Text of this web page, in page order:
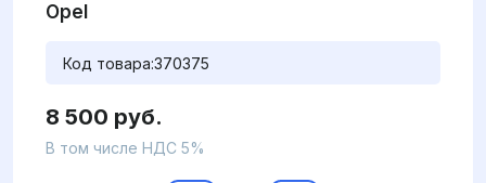
Opel
Код товара:370375
8 500 руб.
В том числе НДС 5%